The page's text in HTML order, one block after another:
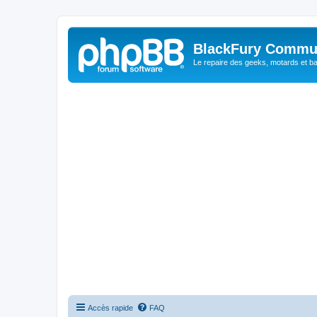
BlackFury
Le repaire des geeks, motards et
Accès rapide FAQ